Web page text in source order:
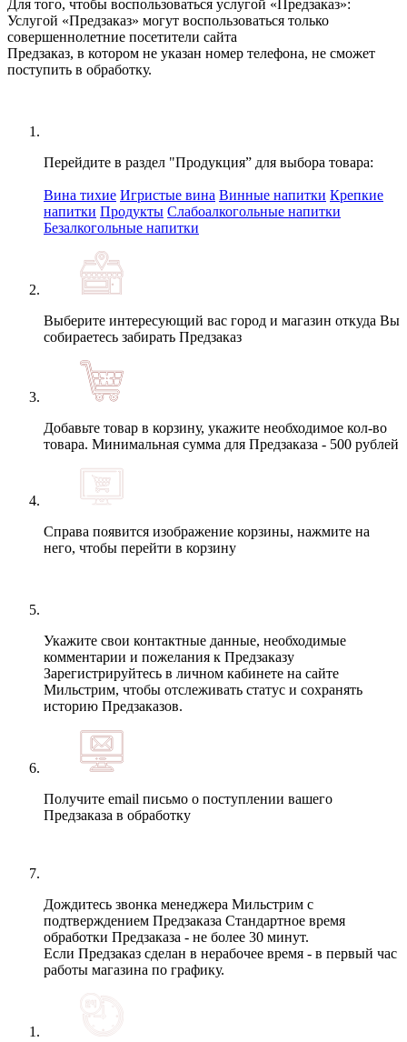
Для того, чтобы воспользоваться услугой «Предзаказ»:
Услугой «Предзаказ» могут воспользоваться только
совершеннолетние посетители сайта
Предзаказ, в котором не указан номер телефона, не cможет
поступить в обработку.
Перейдите в раздел "Продукция” для выбора товара:
Вина тихие Игристые вина Винные напитки Крепкие
напитки Продукты Слабоалкогольные напитки
Безалкогольные напитки
Выберите интересующий вас город и магазин откуда Вы
собираетесь забирать Предзаказ
Добавьте товар в корзину, укажите необходимое кол-во
товара. Минимальная сумма для Предзаказа - 500 рублей
Справа появится изображение корзины, нажмите на
него, чтобы перейти в корзину
Укажите свои контактные данные, необходимые
комментарии и пожелания к Предзаказу
Зарегистрируйтесь в личном кабинете на сайте
Мильстрим, чтобы отслеживать статус и сохранять
историю Предзаказов.
Получите email письмо о поступлении вашего
Предзаказа в обработку
Дождитесь звонка менеджера Мильстрим с
подтверждением Предзаказа Стандартное время
обработки Предзаказа - не более 30 минут.
Если Предзаказ сделан в нерабочее время - в первый час
работы магазина по графику.